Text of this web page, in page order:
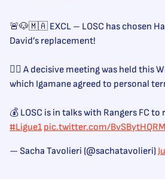
🚨🐶🇲🇦 EXCL – LOSC has chosen
David’s replacement!
✍🏼 A decisive meeting was held this
which Igamane agreed to personal
💰 LOSC is in talks with Rangers FC to
#Ligue1 pic.twitter.com/BvSBytHQRM
— Sacha Tavolieri (@sachatavolieri)